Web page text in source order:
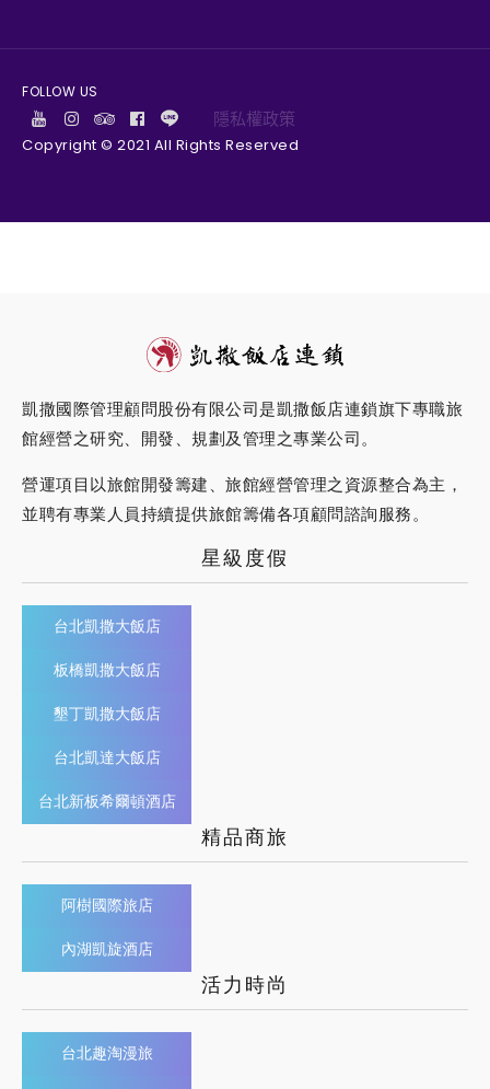
FOLLOW US
隱私權政策
Copyright © 2021 All Rights Reserved
凱撒國際管理顧問股份有限公司是凱撒飯店連鎖旗下專職旅
館經營之研究、開發、規劃及管理之專業公司。
營運項目以旅館開發籌建、旅館經營管理之資源整合為主，
並聘有專業人員持續提供旅館籌備各項顧問諮詢服務。
星級度假
台北凱撒大飯店
板橋凱撒大飯店
墾丁凱撒大飯店
台北凱達大飯店
台北新板希爾頓酒店
精品商旅
阿樹國際旅店
內湖凱旋酒店
活力時尚
台北趣淘漫旅